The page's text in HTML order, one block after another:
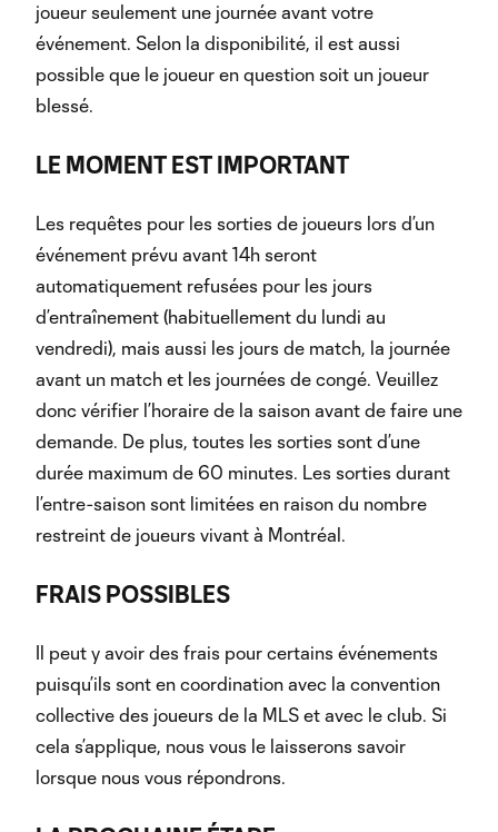
joueur seulement une journée avant votre
événement. Selon la disponibilité, il est aussi
possible que le joueur en question soit un joueur
blessé.
LE MOMENT EST IMPORTANT
Les requêtes pour les sorties de joueurs lors d’un
événement prévu avant 14h seront
automatiquement refusées pour les jours
d’entraînement (habituellement du lundi au
vendredi), mais aussi les jours de match, la journée
avant un match et les journées de congé. Veuillez
donc vérifier l’horaire de la saison avant de faire une
demande. De plus, toutes les sorties sont d’une
durée maximum de 60 minutes. Les sorties durant
l’entre-saison sont limitées en raison du nombre
restreint de joueurs vivant à Montréal.
FRAIS POSSIBLES
Il peut y avoir des frais pour certains événements
puisqu’ils sont en coordination avec la convention
collective des joueurs de la MLS et avec le club. Si
cela s’applique, nous vous le laisserons savoir
lorsque nous vous répondrons.